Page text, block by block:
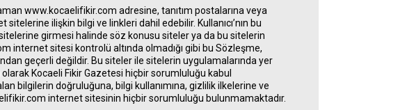
www.kocaelifikir.com adresine, tanıtım postalarına veya
ilişkin bilgi ve linkleri dahil edebilir. Kullanıcı’nın bu
girmesi halinde söz konusu siteler ya da bu sitelerin
internet sitesi kontrolü altında olmadığı gibi bu Sözleşme,
geçerli değildir. Bu siteler ile sitelerin uygulamalarında yer
Kocaeli Fikir Gazetesi hiçbir sorumluluğu kabul
bilgilerin doğruluğuna, bilgi kullanımına, gizlilik ilkelerine ve
internet sitesinin hiçbir sorumluluğu bulunmamaktadır.